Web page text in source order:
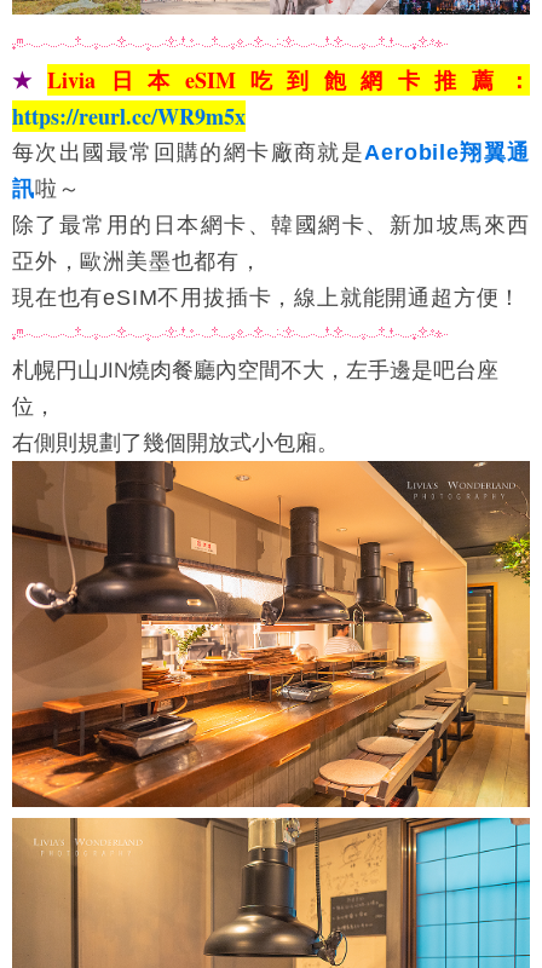
★Livia日本eSIM吃到飽網卡推薦：
https://reurl.cc/WR9m5x
每次出國最常回購的網卡廠商就是Aerobile翔翼通
訊啦～
除了最常用的日本網卡、韓國網卡、新加坡馬來西
亞外，歐洲美墨也都有，
現在也有eSIM不用拔插卡，線上就能開通超方便！
札幌円山JIN燒肉餐廳內空間不大，左手邊是吧台座
位，
右側則規劃了幾個開放式小包廂。